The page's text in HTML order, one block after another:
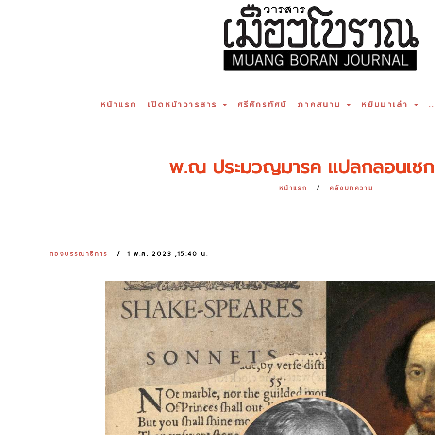
หน้าแรก เปิดหน้าวารสาร ศรีศักรทัศน์ ภาคสนาม หยิบมาเล่า
พ.ณ ประมวญมารค แปลกลอนเช
หน้าแรก คลังบทความ
กองบรรณาธิการ 1 พ.ค. 2023 ,15:40 น.